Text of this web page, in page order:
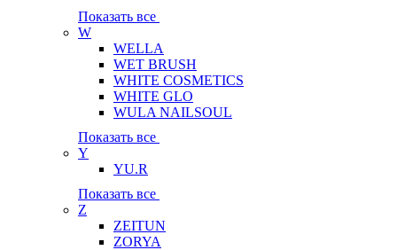
Показать все
W
WELLA
WET BRUSH
WHITE COSMETICS
WHITE GLO
WULA NAILSOUL
Показать все
Y
YU.R
Показать все
Z
ZEITUN
ZORYA